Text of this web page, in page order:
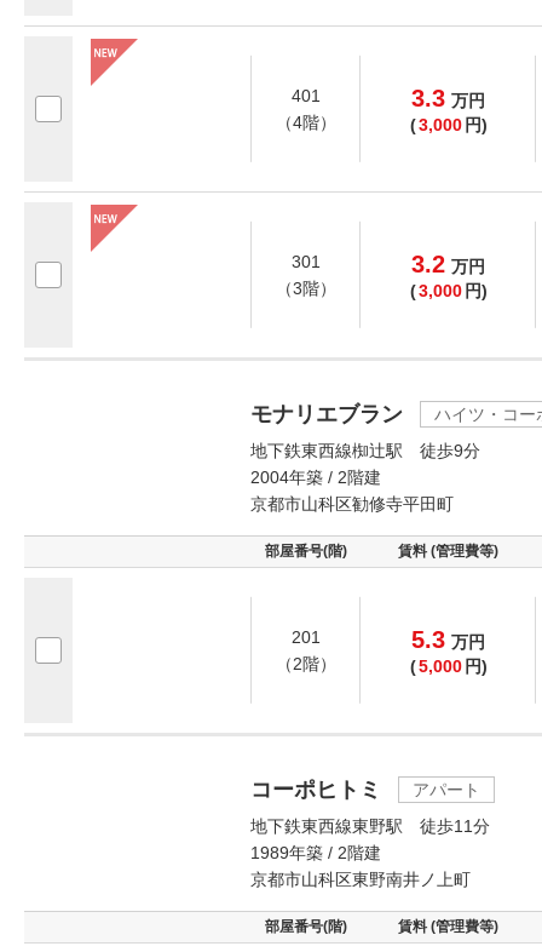
401
（4階）
3.3 万円
(3,000 円)
301
（3階）
3.2 万円
(3,000 円)
モナリエブラン
ハイツ・コー
地下鉄東西線椥辻駅 徒歩9分
2004年築 / 2階建
京都市山科区勧修寺平田町
部屋番号(階) 賃料 (管理費等)
201
（2階）
5.3 万円
(5,000 円)
コーポヒトミ
アパート
地下鉄東西線東野駅 徒歩11分
1989年築 / 2階建
京都市山科区東野南井ノ上町
部屋番号(階) 賃料 (管理費等)